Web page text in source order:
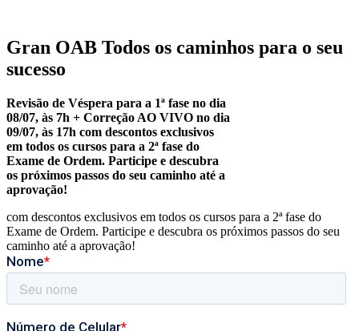
Gran OAB Todos os caminhos para o seu
sucesso
Revisão de Véspera para a 1ª fase no dia
08/07, às 7h + Correção AO VIVO no dia
09/07, às 17h com descontos exclusivos
em todos os cursos para a 2ª fase do
Exame de Ordem. Participe e descubra
os próximos passos do seu caminho até a
aprovação!
com descontos exclusivos em todos os cursos para a 2ª fase do
Exame de Ordem. Participe e descubra os próximos passos do seu
caminho até a aprovação!